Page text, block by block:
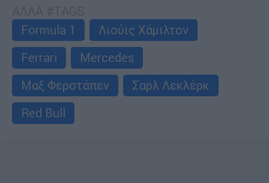
Formula 1
Λιούις Χάμιλτον
Ferrari
Mercedes
Μαξ Φερστάπεν
Σαρλ Λεκλέρκ
Red Bull